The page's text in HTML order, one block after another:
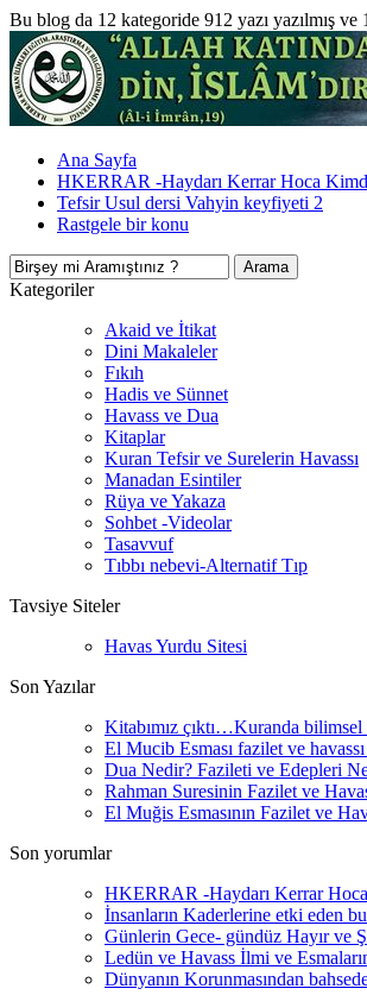
Bu blog da 12 kategoride 912 yazı yazılmış
Ana Sayfa
HKERRAR -Haydarı Kerrar Hoca
Tefsir Usul dersi Vahyin keyfiyeti 2
Rastgele bir konu
Kategoriler
Akaid ve İtikat
Dini Makaleler
Fıkıh
Hadis ve Sünnet
Havass ve Dua
Kitaplar
Kuran Tefsir ve Surelerin Havassı
Manadan Esintiler
Rüya ve Yakaza
Sohbet -Videolar
Tasavvuf
Tıbbı nebevi-Alternatif Tıp
Tavsiye Siteler
Havas Yurdu Sitesi
Son Yazılar
Kitabımız çıktı…Kuranda
El Mucib Esması fazilet ve havassı
Dua Nedir? Fazileti ve Edepleri
Rahman Suresinin Fazilet ve
El Muğis Esmasının Fazilet ve
Son yorumlar
HKERRAR -Haydarı Kerrar
İnsanların Kaderlerine etki eden
Günlerin Gece- gündüz Hayır ve
Ledün ve Havass İlmi ve
Dünyanın Korunmasından